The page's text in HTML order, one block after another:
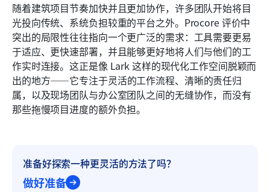
随着建筑项目节奏加快并且更加协作，许多团队开始将目
光投向传统、系统负担较重的平台之外。Procore 评价中
突出的局限性往往指向一个更广泛的需求：工具需要更易
于适应、更快速部署，并且能够更好地将人们与他们的工
作实时连接。这正是像 Lark 这样的现代化工作空间脱颖而
出的地方——它专注于灵活的工作流程、清晰的责任归
属，以及现场团队与办公室团队之间的无缝协作，而没有
那些拖慢项目进度的额外负担。
准备好探索一种更灵活的方法了吗？
做好准备